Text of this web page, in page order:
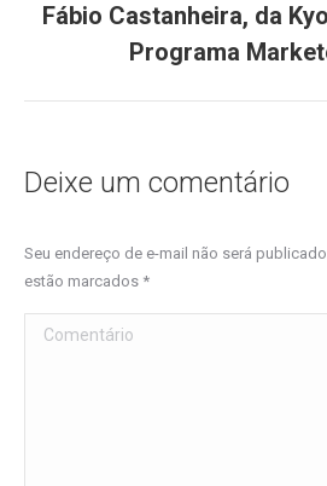
post:
Fábio Castanheira, da
Programa
Deixe um comentário
Seu endereço de e-mail não será
estão marcados *
Comentário